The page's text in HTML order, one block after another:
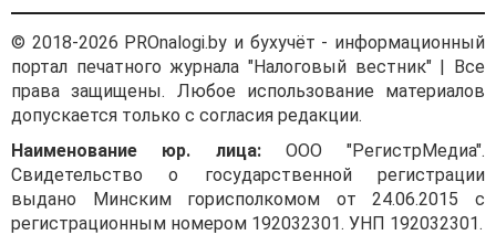
© 2018-2026 PROnalogi.by и бухучёт - информационный
портал печатного журнала "Налоговый вестник" | Все
права защищены. Любое использование материалов
допускается только с согласия редакции.
Наименование юр. лица:ООО "РегистрМедиа".
Свидетельство о государственной регистрации
выдано Минским горисполкомом от 24.06.2015 с
регистрационным номером 192032301. УНП 192032301.